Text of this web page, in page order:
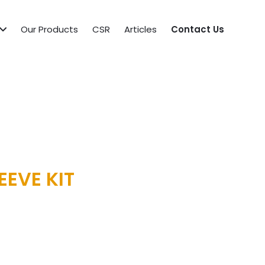
Our Products CSR Articles Contact Us
KIT